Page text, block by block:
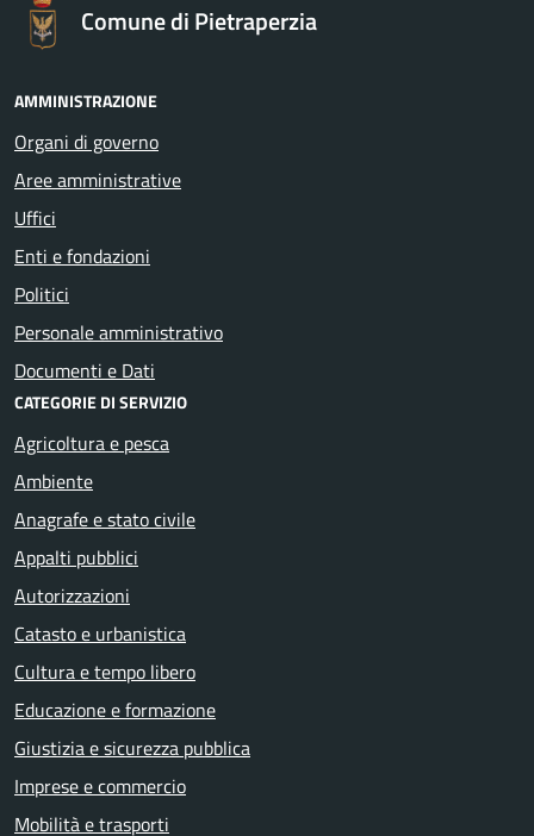
Comune di Pietraperzia
AMMINISTRAZIONE
Organi di governo
Aree amministrative
Uffici
Enti e fondazioni
Politici
Personale amministrativo
Documenti e Dati
CATEGORIE DI SERVIZIO
Agricoltura e pesca
Ambiente
Anagrafe e stato civile
Appalti pubblici
Autorizzazioni
Catasto e urbanistica
Cultura e tempo libero
Educazione e formazione
Giustizia e sicurezza pubblica
Imprese e commercio
Mobilità e trasporti